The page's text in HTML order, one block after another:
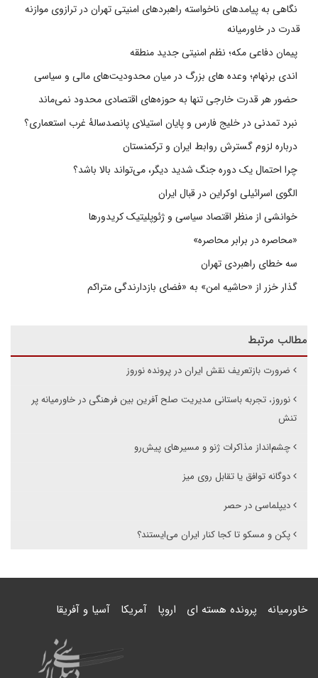
نگاهی به پیامدهای ناخواسته راهبردهای امنیتی تهران در ترازوی موازنه
قدرت در خاورمیانه
پیمان دفاعی مکه؛ نظم امنیتی جدید منطقه
اندی برنهام؛ وعده های بزرگ در میان محدودیت‌های مالی و سیاسی
حضور هر قدرت خارجی تنها به حوزه‌های اقتصادی محدود نمی‌ماند
نبرد تمدنی در خلیج فارس و پایان استیلای پانصدسالۀ غرب استعماری؟
درباره لزوم گسترش روابط ایران و ترکمنستان
چرا احتمال یک دوره جنگ شدید دیگر، می‌تواند بالا باشد؟
الگوی اسرائیلی اوکراین در قبال ایران
خوانشی از منظر اقتصاد سیاسی و ژئوپلیتیک کریدورها
«محاصره در برابر محاصره»
سه خطای راهبردی تهران
گذار خزر از «حاشیه امن» به «فضای بازدارندگی متراکم
مطالب مرتبط
ضرورت بازتعریف نقش ایران در پرونده نوروز
نوروز، تجربه‌ باستانی مدیریت صلح آفرین بین فرهنگی در خاورمیانه پر
تنش
چشم‌انداز مذاکرات ژنو و مسیرهای پیش‌رو
دوگانه توافق یا تقابل روی میز
دیپلماسی در حصر
پکن و مسکو تا کجا کنار ایران می‌ایستند؟
خاورمیانه پرونده هسته ای اروپا آمریکا آسیا و آفریقا